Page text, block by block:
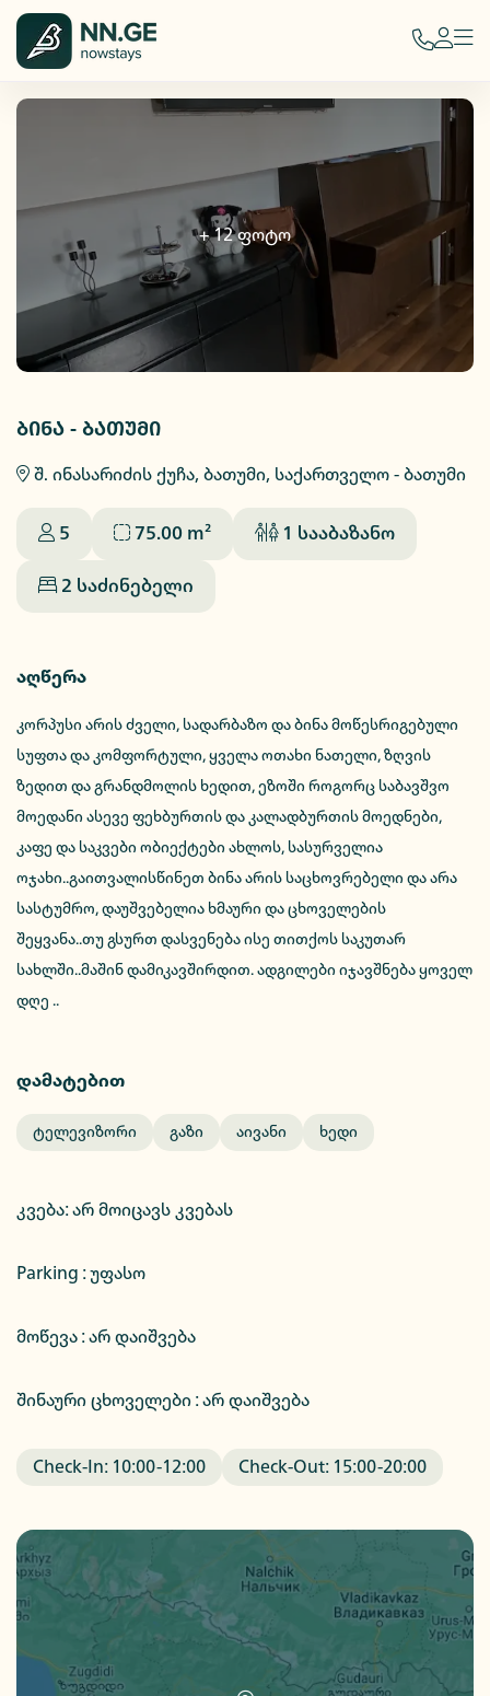
+ 12 ფოტო
ბინა - ბათუმი
შ. ინასარიძის ქუჩა, ბათუმი, საქართველო - ბათუმი
5 75.00 m² 1 სააბაზანო
2 საძინებელი
აღწერა
კორპუსი არის ძველი, სადარბაზო და ბინა მოწესრიგებული
სუფთა და კომფორტული, ყველა ოთახი ნათელი, ზღვის
ზედით და გრანდმოლის ხედით, ეზოში როგორც საბავშვო
მოედანი ასევე ფეხბურთის და კალადბურთის მოედნები,
კაფე და საკვები ობიექტები ახლოს, სასურველია
ოჯახი..გაითვალისწინეთ ბინა არის საცხოვრებელი და არა
სასტუმრო, დაუშვებელია ხმაური და ცხოველების
შეყვანა..თუ გსურთ დასვენება ისე თითქოს საკუთარ
სახლში..მაშინ დამიკავშირდით. ადგილები იჯავშნება ყოველ
დღე ..
დამატებით
Ტელევიზორი Გაზი Აივანი Ხედი
კვება:არ მოიცავს კვებას
Parking :უფასო
მოწევა : არ დაიშვება
შინაური ცხოველები : არ დაიშვება
Check-In: 10:00-12:00 Check-Out: 15:00-20:00